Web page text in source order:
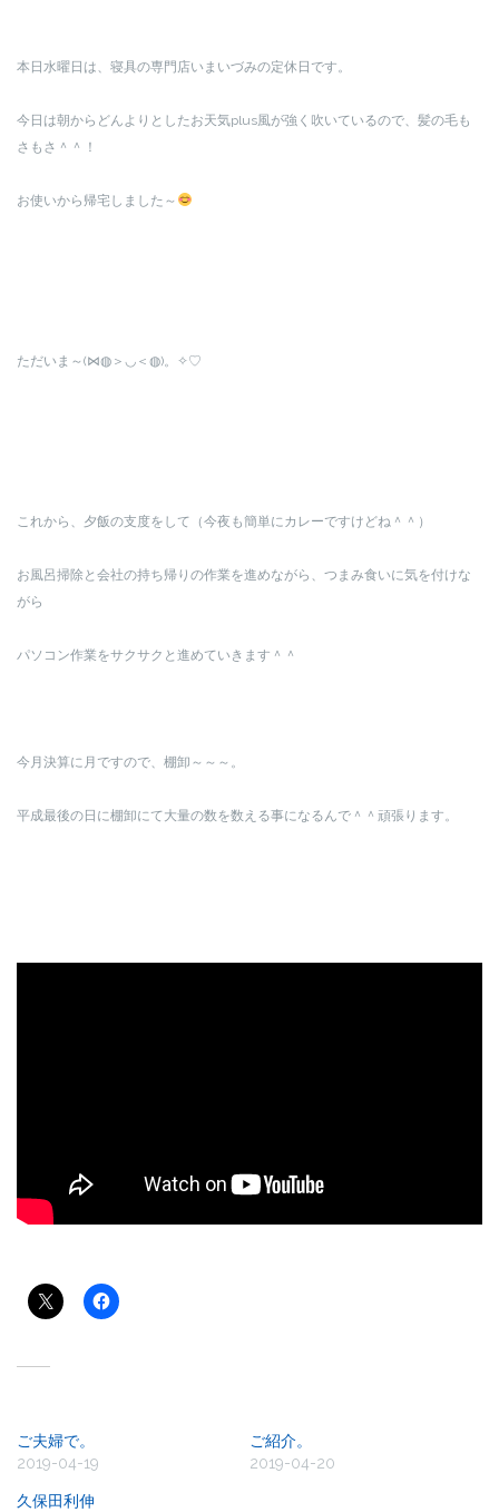
本日水曜日は、寝具の専門店いまいづみの定休日です。
今日は朝からどんよりとしたお天気plus風が強く吹いているので、髪の毛も
さもさ＾＾！
お使いから帰宅しました～
ただいま～(⋈◍＞◡＜◍)。✧♡
これから、夕飯の支度をして（今夜も簡単にカレーですけどね＾＾）
お風呂掃除と会社の持ち帰りの作業を進めながら、つまみ食いに気を付けな
がら
パソコン作業をサクサクと進めていきます＾＾
今月決算に月ですので、棚卸～～～。
平成最後の日に棚卸にて大量の数を数える事になるんで＾＾頑張ります。
ご夫婦で。
2019-04-19
ご紹介。
2019-04-20
久保田利伸